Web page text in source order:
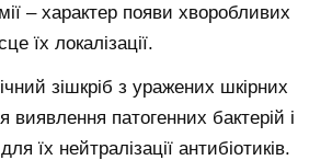
– характер появи хворобливих
їх локалізації.
зішкріб з уражених шкірних
виявлення патогенних бактерій і
їх нейтралізації антибіотиків.